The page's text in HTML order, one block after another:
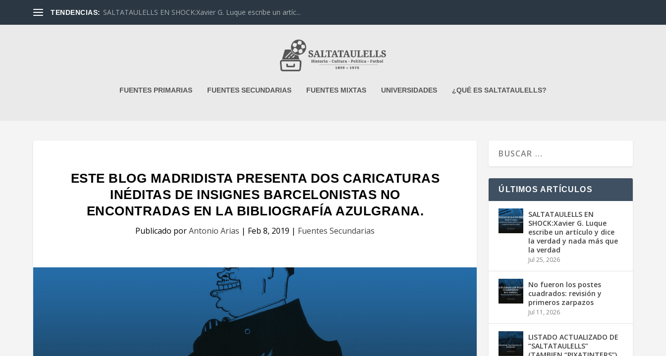
TENDENCIAS: SALTATAULELLS EN SHOCK:Xavier G. Luque escribe un artíc...
FUENTES PRIMARIAS FUENTES SECUNDARIAS FUENTES MIXTAS UNIVERSIDADES ¿QUÉ ES SALTATAULELLS?
ESTE BLOG MADRIDISTA PRESENTA DOS CARICATURAS
INÉDITAS DE INSIGNES BARCELONISTAS NO
ENCONTRADAS EN LA BIBLIOGRAFÍA AZULGRANA.
Publicado porAntonio Arias | Feb 8, 2019 | Fuentes Secundarias
ÚLTIMOS ARTÍCULOS
SALTATAULELLS EN
SHOCK:Xavier G. Luque
escribe un artículo y dice
la verdad y nada más que
la verdad
Jul 25, 2026
No fueron los postes
cuadrados: revisión y
primeros zarpazos
Jul 11, 2026
LISTADO ACTUALIZADO DE
“SALTATAULELLS”